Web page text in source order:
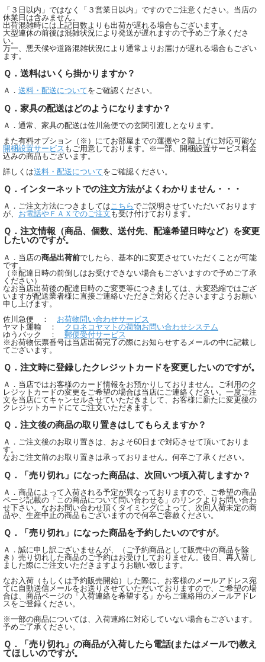
「３日以内」ではなく「３営業日以内」ですのでご注意ください。当店の
休業日は含みません。
出荷混雑時には上記日数よりも出荷が遅れる場合もございます。
大型連休の前後は混雑状況により発送が遅れますので予めご了承くださ
い。
万一、悪天候や道路混雑状況により通常よりお届けが遅れる場合もござい
ます。
Ｑ．送料はいくら掛かりますか？
Ａ． 送料・配送についてをご確認ください。
Ｑ．家具の配送はどのようになりますか？
Ａ．通常、家具の配送は佐川急便での玄関引渡しとなります。
また有料オプション（※）にてお部屋までの運搬や２階上げに対応可能な
開梱設置サービス もご用意しております。※一部、開梱設置サービス料金
込みの商品もございます。
詳しくは送料・配送についてをご確認ください。
Ｑ．インターネットでの注文方法がよくわかりません・・・
Ａ．ご注文方法につきましてはこちらでご説明させていただいております
が、 お電話やＦＡＸでのご注文 も受け付けております。
Ｑ．注文情報（商品、個数、送付先、配達希望日時など）を変更
したいのですが。
Ａ．当店の商品出荷前でしたら、基本的に変更させていただくことが可能
です。
（※配達日時の前倒しはお受けできない場合もございますので予めご了承
ください）
なお当店出荷後の配達日時のご変更等につきましては、大変恐縮ではござ
いますが配送業者様に直接ご連絡いただきご対応くださいますようお願い
申し上げます。
佐川急便 ： お荷物問い合わせサービス
ヤマト運輸 ： クロネコヤマトの荷物お問い合わせシステム
ゆうパック ： 郵便受付サービス
※お荷物伝票番号は当店出荷完了の際にお知らせするメールの中に記載し
てございます。
Ｑ．注文時に登録したクレジットカードを変更したいのですが。
Ａ．当店ではお客様のカード情報をお預かりしておりません。ご利用のク
レジットカードの変更をご希望の場合は当店にご連絡ください。一度ご注
文を当店にてキャンセルさせていただきまして、お客様に新たに変更後の
クレジットカードにてご注文いただきます。
Ｑ．注文後の商品の取り置きはしてもらえますか？
Ａ．ご注文後のお取り置きは、およそ60日まで対応させて頂いておりま
す。
なおご注文前のお取り置きは承っておりません。何卒ご了承ください。
Ｑ．「売り切れ」になった商品は、次回いつ頃入荷しますか？
Ａ．商品によって入荷される予定が異なっておりますので、ご希望の商品
ページ記載の「この商品について問い合わせる」のリンクよりお問い合わ
せ下さい。なおお問い合わせ頂くタイミングによって、次回入荷未定の商
品や、生産中止の商品もございますので何卒ご容赦ください。
Ｑ．「売り切れ」になった商品を予約したいのですが。
Ａ．誠に申し訳ございませんが、（ご予約商品として販売中の商品を除
き）売り切れした商品のご予約はお受けしておりません。後日、再入荷し
ました際にご注文いただきますようお願い致します。
なお入荷（もしくは予約販売開始）した際に、お客様のメールアドレス宛
てに自動送信メールをお送りさせていただいておりますので、ご希望の場
合は、商品ページの「入荷連絡を希望する」からご連絡用のメールアドレ
スをご登録ください。
※一部の商品については、入荷連絡に対応していない場合もございます。
予めご了承ください。
Ｑ．「売り切れ」の商品が入荷したら電話(またはメールで)教え
てほしいのですが。